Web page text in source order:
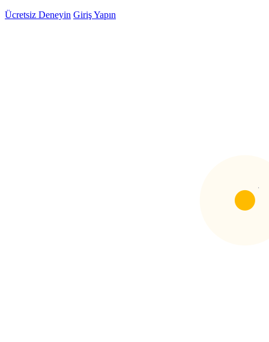
Ücretsiz Deneyin Giriş Yapın